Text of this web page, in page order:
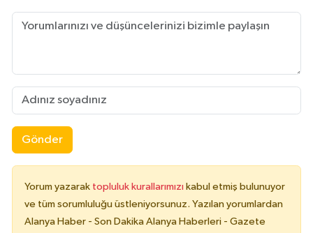
Gönder
Yorum yazarak topluluk kurallarımızı kabul etmiş bulunuyor
ve tüm sorumluluğu üstleniyorsunuz. Yazılan yorumlardan
Alanya Haber - Son Dakika Alanya Haberleri - Gazete